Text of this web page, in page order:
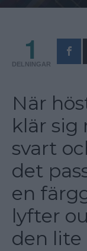
1
DELNINGAR
När
klär sig
svart
det
en
lyfter
den lite